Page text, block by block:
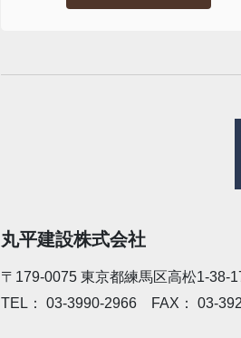
丸平建設株式会社
〒179-0075 東京都練馬区高松1-38-
TEL：
03-3990-2966 FAX： 03-